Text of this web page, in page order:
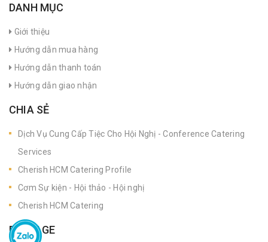
DANH MỤC
Giới thiệu
Hướng dẫn mua hàng
Hướng dẫn thanh toán
Hướng dẫn giao nhận
CHIA SẺ
Dịch Vụ Cung Cấp Tiệc Cho Hội Nghị - Conference Catering
Services
Cherish HCM Catering Profile
Cơm Sự kiện - Hội thảo - Hội nghị
Cherish HCM Catering
FANPAGE